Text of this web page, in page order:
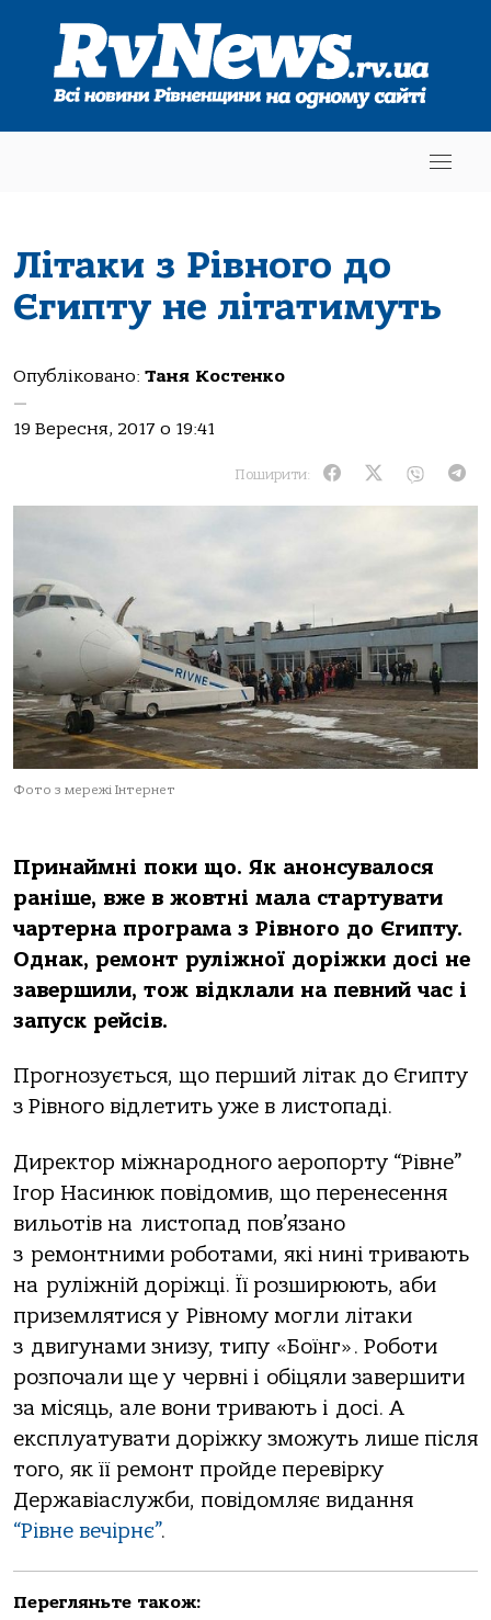
Літаки з Рівного до
Єгипту не літатимуть
Опубліковано: Таня Костенко
—
19 Вересня, 2017 о 19:41
Поширити:
Фото з мережі Інтернет
Принаймні поки що. Як анонсувалося
раніше, вже в жовтні мала стартувати
чартерна програма з Рівного до Єгипту.
Однак, ремонт руліжної доріжки досі не
завершили, тож відклали на певний час і
запуск рейсів.
Прогнозується, що перший літак до Єгипту
з Рівного відлетить уже в листопаді.
Директор міжнародного аеропорту “Рівне”
Ігор Насинюк повідомив, що перенесення
вильотів на листопад пов’язано
з ремонтними роботами, які нині тривають
на руліжній доріжці. Її розширюють, аби
приземлятися у Рівному могли літаки
з двигунами знизу, типу «Боїнг». Роботи
розпочали ще у червні і обіцяли завершити
за місяць, але вони тривають і досі. А
експлуатувати доріжку зможуть лише після
того, як її ремонт пройде перевірку
Державіаслужби, повідомляє видання
“Рівне вечірнє”.
Перегляньте також: